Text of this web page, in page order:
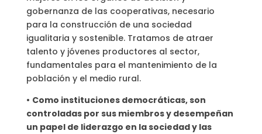
gobernanza de las cooperativas, necesario
para la construcción de una sociedad
igualitaria y sostenible. Tratamos de atraer
talento y jóvenes productores al sector,
fundamentales para el mantenimiento de la
población y el medio rural.
• Como instituciones democráticas, son
controladas por sus miembros y desempeñan
un papel de liderazgo en la sociedad y las